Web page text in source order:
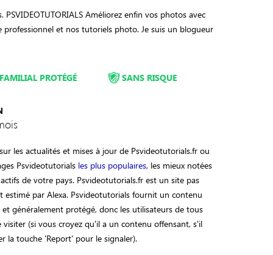
PSVIDEOTUTORIALS Améliorez enfin vos photos avec
professionnel et nos tutoriels photo. Je suis un blogueur
PROTÉGÉ SANS RISQUE
les actualités et mises à jour de Psvideotutorials.fr ou
Psvideotutorials les plus populaires, les mieux notées
de votre pays. Psvideotutorials.fr est un site pas
estimé par Alexa. Psvideotutorials fournit un contenu
et généralement protégé, donc les utilisateurs de tous
visiter (si vous croyez qu'il a un contenu offensant, s'il
la touche 'Report' pour le signaler).